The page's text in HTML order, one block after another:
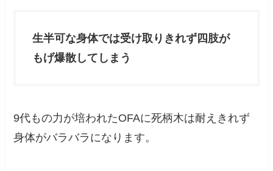
生半可な身体では受け取りきれず四肢が
もげ爆散してしまう
9代もの力が培われたOFAに死柄木は耐えきれず
身体がバラバラになります。